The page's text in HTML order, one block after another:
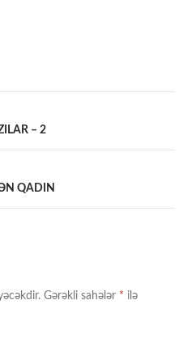
– 2
QADIN
Gərəkli sahələr * ilə